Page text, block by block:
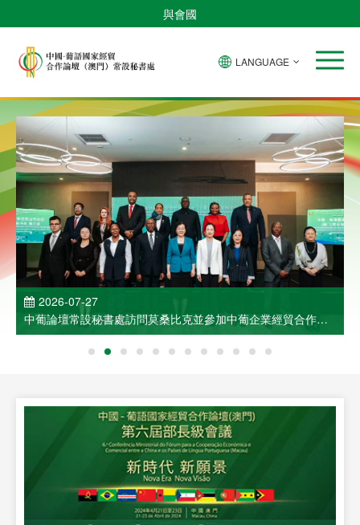
與會國
LANGUAGE
2026-07-27
中葡論壇常設秘書處訪問莫桑比克並參加中葡企業經貿合作洽
談會